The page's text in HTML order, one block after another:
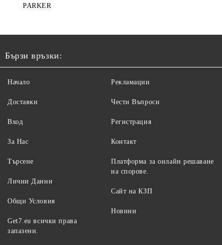
PARKER
Бързи връзки:
Начало
Доставки
Вход
За Нас
Рекламации
Чести Въпроси
Регистрация
Контакт
Търсене
Лични Данни
Общи Условия
Get7.eu всички права
запазени.
Платформа за онлайн решаване
на спорове.
Сайт на КЗП
Новини